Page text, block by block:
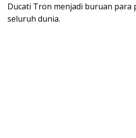
Ducati Tron menjadi buruan para
seluruh dunia.